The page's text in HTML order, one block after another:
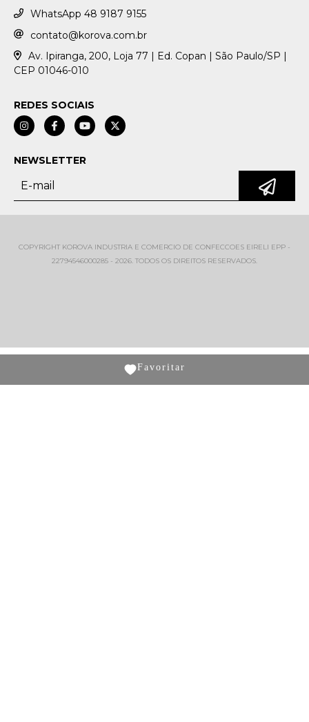
WhatsApp 48 9187 9155
contato@korova.com.br
Av. Ipiranga, 200, Loja 77 | Ed. Copan | São Paulo/SP |
CEP 01046-010
REDES SOCIAIS
NEWSLETTER
COPYRIGHT KOROVA INDUSTRIA E COMERCIO DE CONFECCOES EIRELI EPP -
22794546000285 - 2026. TODOS OS DIREITOS RESERVADOS.